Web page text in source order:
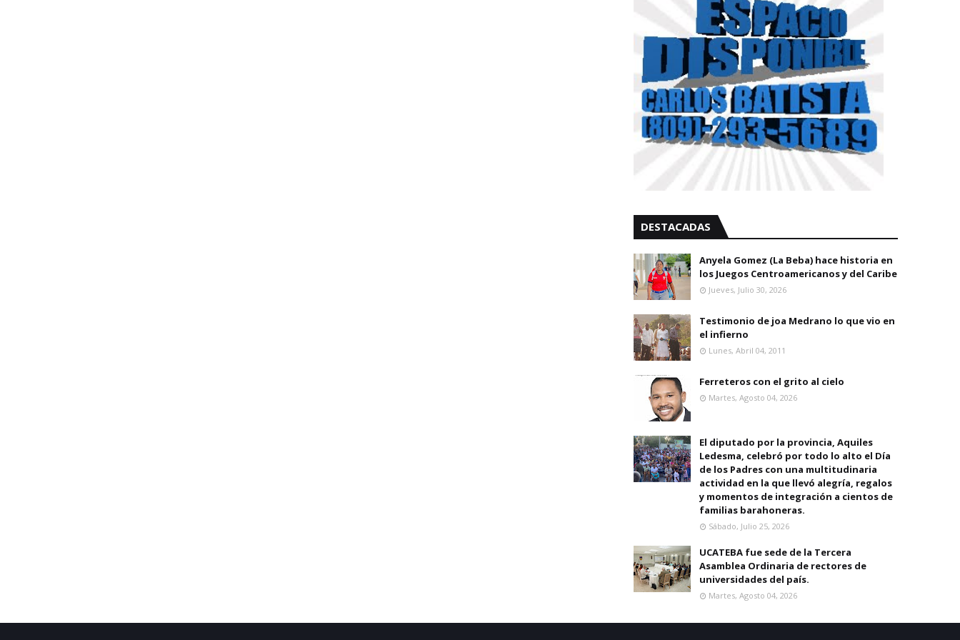
DESTACADAS
Anyela Gomez (La Beba) hace historia en
los Juegos Centroamericanos y del Caribe
Jueves, Julio 30, 2026
Testimonio de joa Medrano lo que vio en
el infierno
Lunes, Abril 04, 2011
Ferreteros con el grito al cielo
Martes, Agosto 04, 2026
El diputado por la provincia, Aquiles
Ledesma, celebró por todo lo alto el Día
de los Padres con una multitudinaria
actividad en la que llevó alegría, regalos
y momentos de integración a cientos de
familias barahoneras.
Sábado, Julio 25, 2026
UCATEBA fue sede de la Tercera
Asamblea Ordinaria de rectores de
universidades del país.
Martes, Agosto 04, 2026